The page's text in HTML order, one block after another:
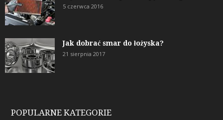
5 czerwca 2016
Jak dobrać smar do łożyska?
21 sierpnia 2017
POPULARNE KATEGORIE